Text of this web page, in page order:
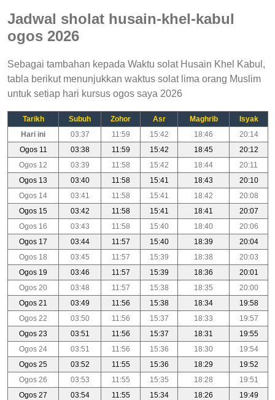
Jadwal sholat husain-khel-kabul
ogos 2026
Sebagai tambahan kepada Waktu solat Husain Khel Kabul,
tabla berikut menunjukkan waktus solat lima orang Muslim
untuk setiap hari kursus ogos saya 2026
Tarikh Subuh Zohor Asr Maghrib
Isyak
Hari ini
03:37 11:59 15:42 18:46
20:14
Ogos 11
03:38 11:59 15:42 18:45
20:12
Ogos 12
03:39 11:58 15:42 18:44
20:11
Ogos 13
03:40 11:58 15:41 18:43
20:10
Ogos 14
03:41 11:58 15:41 18:42
20:08
Ogos 15
03:42 11:58 15:41 18:41
20:07
Ogos 16
03:43 11:58 15:40 18:40
20:06
Ogos 17
03:44 11:57 15:40 18:39
20:04
Ogos 18
03:45 11:57 15:39 18:38
20:03
Ogos 19
03:46 11:57 15:39 18:36
20:01
Ogos 20
03:48 11:57 15:38 18:35
20:00
Ogos 21
03:49 11:56 15:38 18:34
19:58
Ogos 22
03:50 11:56 15:37 18:33
19:57
Ogos 23
03:51 11:56 15:37 18:31
19:55
Ogos 24
03:51 11:56 15:36 18:30
19:54
Ogos 25
03:52 11:55 15:36 18:29
19:52
Ogos 26
03:53 11:55 15:35 18:28
19:51
Ogos 27
03:54 11:55 15:34 18:26
19:49